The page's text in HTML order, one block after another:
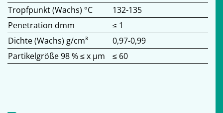
Tropfpunkt (Wachs) °C
132-135
Penetration dmm
≤ 1
Dichte (Wachs) g/cm³
0,97-0,99
Partikelgröße 98 % ≤ x µm
≤ 60